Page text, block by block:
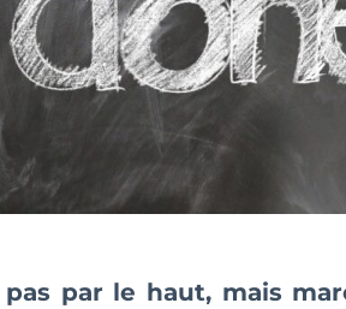
par le haut, mais